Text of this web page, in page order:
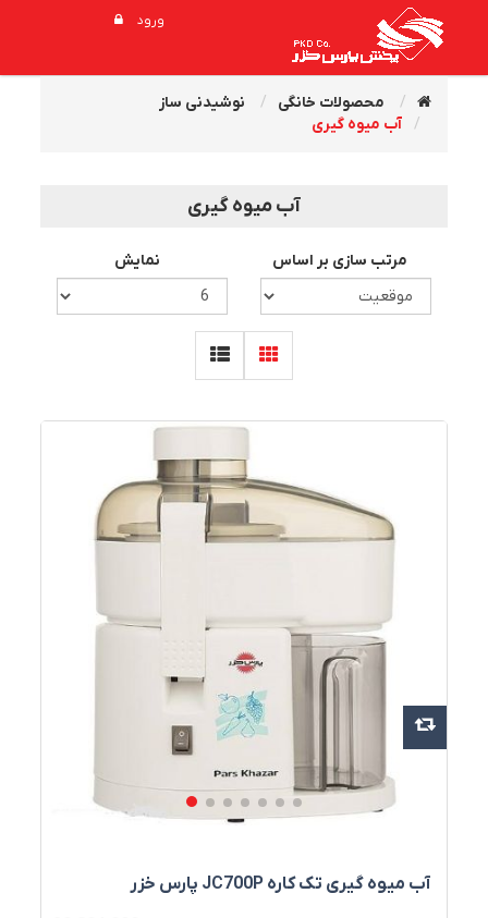
ورود
محصولات خانگی
نوشیدنی ساز
آب‌ میوه‌ گیری
آب‌ میوه‌ گیری
مرتب سازی بر اساس نمایش
آب‌ ميوه‌ گيری تک‌ کاره JC700P پارس خزر